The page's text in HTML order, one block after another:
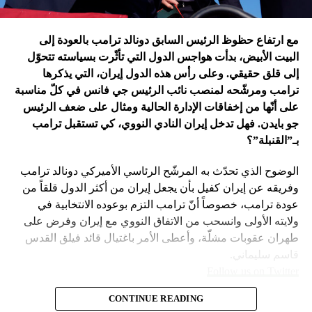
فتح باباً كبيراً على تحوّلات جذرية في السياسة الأميركية وتعاطي
إسرائيل معها، أبرزها:
– نهاية عهد منظومة حوله آمنت بإمكان الاتفاق مع إيران. وهي
امتداد لعهد باراك أوباما واتفاقه مع طهران على الملف النووي
مع ارتفاع حظوظ الرئيس السابق دونالد ترامب بالعودة إلى
البيت الأبيض، بدأت هواجس الدول التي تأثّرت بسياسته تتحوّل
إلى قلق حقيقي. وعلى رأس هذه الدول إيران، التي يذكرها
ترامب ومرشّحه لمنصب نائب الرئيس جي فانس في كلّ مناسبة
على أنّها من إخفاقات الإدارة الحالية ومثال على ضعف الرئيس
جو بايدن. فهل تدخل إيران النادي النووي، كي تستقبل ترامب
بـ”القنبلة”؟
الوضوح الذي تحدّث به المرشّح الرئاسي الأميركي دونالد ترامب
وفريقه عن إيران كفيل بأن يجعل إيران من أكثر الدول قلقاً من
عودة ترامب، خصوصاً أنّ ترامب التزم بوعوده الانتخابية في
ولايته الأولى وانسحب من الاتفاق النووي مع إيران وفرض على
طهران عقوبات مشلّة، وأعطى الأمر باغتيال قائد فيلق القدس
CONTINUE READING